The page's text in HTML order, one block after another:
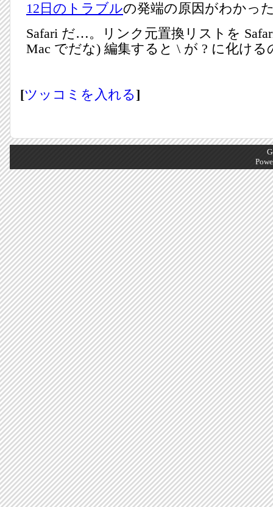
12日のトラブルの発端の原因がわかっ
Safari だ…。リンク元置換リストを
Mac でだな) 編集すると \ が ? に化け
[ツッコミを入れる]